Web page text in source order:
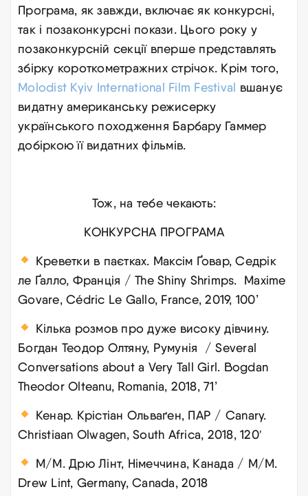
Програма, як завжди, включає як конкурсні,
так і позаконкурсні покази. Цього року у
позаконкурсній секції вперше представлять
збірку короткометражних стрічок. Крім того,
Molodist Kyiv International Film Festival вшанує
видатну американську режисерку
українського походження Барбару Гаммер
добіркою її видатних фільмів.
Тож, на тебе чекають:
КОНКУРСНА ПРОГРАМА
Креветки в паєтках. Максім Ґовар, Седрік
ле Ґалло, Франція / The Shiny Shrimps. Maxime
Govare, Cédric Le Gallo, France, 2019, 100’
Кілька розмов про дуже високу дівчину.
Богдан Теодор Олтяну, Румунія / Several
Conversations about a Very Tall Girl. Bogdan
Theodor Olteanu, Romania, 2018, 71’
Кенар. Крістіан Ольваґен, ПАР / Canary.
Christiaan Olwagen, South Africa, 2018, 120′
M/M. Дрю Лінт, Німеччина, Канада / M/M.
Drew Lint, Germany, Canada, 2018